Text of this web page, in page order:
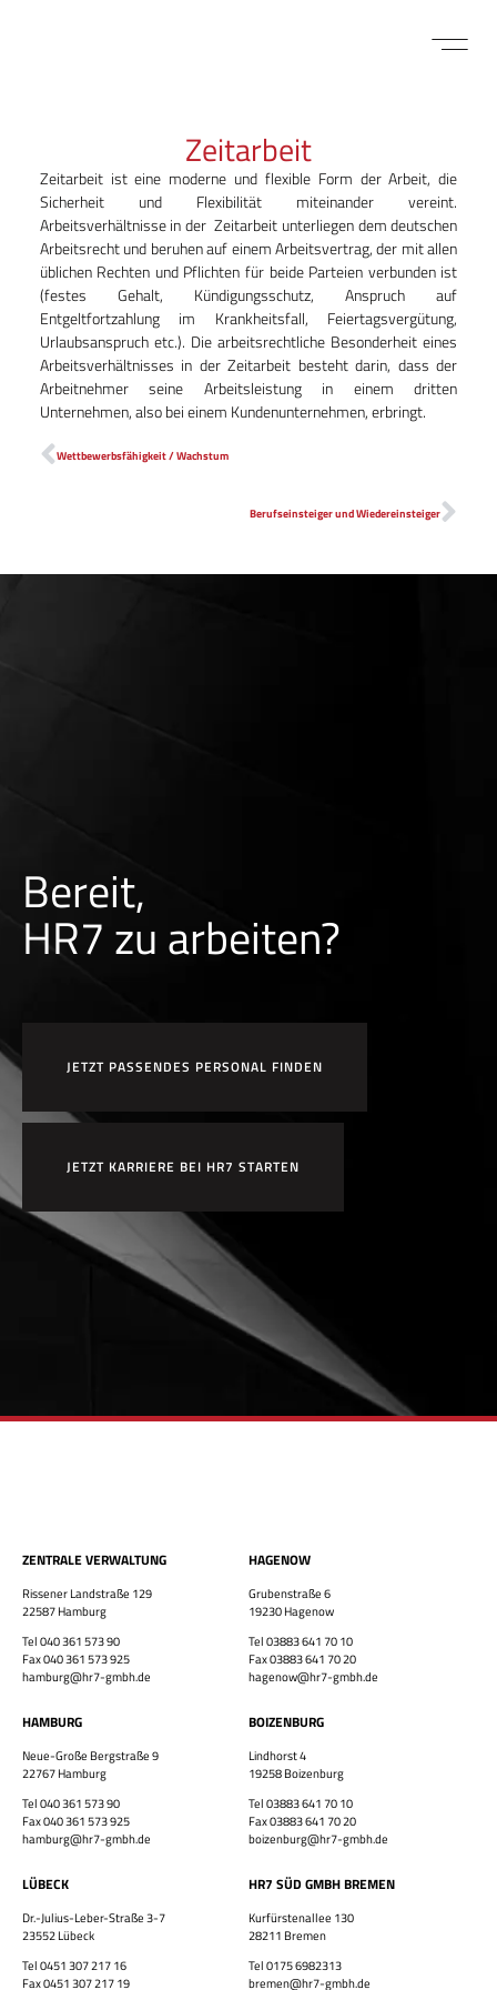
Zeitarbeit
Zeitarbeit ist eine moderne und flexible Form der Arbeit, die
Sicherheit und Flexibilität miteinander vereint.
Arbeitsverhältnisse in der Zeitarbeit unterliegen dem deutschen
Arbeitsrecht und beruhen auf einem Arbeitsvertrag, der mit allen
üblichen Rechten und Pflichten für beide Parteien verbunden ist
(festes Gehalt, Kündigungsschutz, Anspruch auf
Entgeltfortzahlung im Krankheitsfall, Feiertagsvergütung,
Urlaubsanspruch etc.). Die arbeitsrechtliche Besonderheit eines
Arbeitsverhältnisses in der Zeitarbeit besteht darin, dass der
Arbeitnehmer seine Arbeitsleistung in einem dritten
Unternehmen, also bei einem Kundenunternehmen, erbringt.
Wettbewerbsfähigkeit / Wachstum
Berufseinsteiger und Wiedereinsteiger
Bereit,
HR7 zu arbeiten?
JETZT PASSENDES PERSONAL FINDEN
JETZT KARRIERE BEI HR7 STARTEN
ZENTRALE VERWALTUNG
Rissener Landstraße 129
22587 Hamburg
Tel 040 361 573 90
Fax 040 361 573 925
hamburg@hr7-gmbh.de
HAMBURG
Neue-Große Bergstraße 9
22767 Hamburg
Tel 040 361 573 90
Fax 040 361 573 925
hamburg@hr7-gmbh.de
HAGENOW
Grubenstraße 6
19230 Hagenow
Tel 03883 641 70 10
Fax 03883 641 70 20
hagenow@hr7-gmbh.de
BOIZENBURG
Lindhorst 4
19258 Boizenburg
Tel 03883 641 70 10
Fax 03883 641 70 20
boizenburg@hr7-gmbh.de
LÜBECK
Dr.-Julius-Leber-Straße 3-7
23552 Lübeck
Tel 0451 307 217 16
Fax 0451 307 217 19
HR7 SÜD GMBH BREMEN
Kurfürstenallee 130
28211 Bremen
Tel 0175 6982313
bremen@hr7-gmbh.de
Finde eine Stelle, die genau zu Dir passt!
Bewirb dich jetzt!
Vor- & Nachname